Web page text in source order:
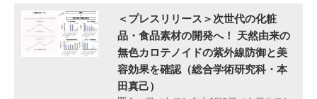
＜プレスリリース＞次世代の化粧
品・食品素材の開発へ！ 天然由来の
無色カロテノイドの紫外線防御と美
容効果を確認（総合学術研究科・本
田真己）